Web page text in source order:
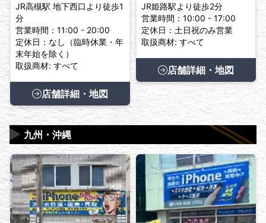
JR高槻駅 地下西口より徒歩1
分
営業時間：11:00 - 20:00
定休日：なし（臨時休業・年
末年始を除く）
取扱商材: すべて
店舗詳細・地図
JR姫路駅より徒歩2分
営業時間：10:00 - 17:00
定休日：土日祝のみ営業
取扱商材: すべて
店舗詳細・地図
九州・沖縄
▶